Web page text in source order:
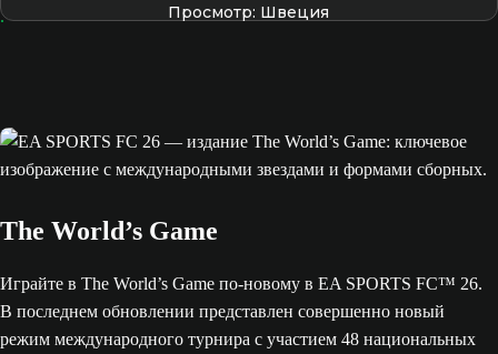
Просмотр: Швеция
The World’s Game
Играйте в The World’s Game по-новому в EA SPORTS FC™ 26.
В последнем обновлении представлен совершенно новый
режим международного турнира с участием 48 национальных